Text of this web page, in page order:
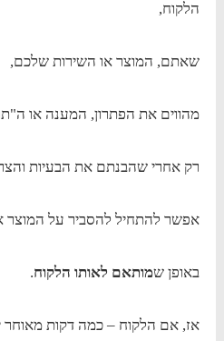
הלקוח,
שאתם, המוצר או השירות שלכם,
מהווים את הפתרון, המענה או
רק אחרי שהבנתם את הבעיות
אפשר להתחיל להסביר על המוצר
באופן שמותאם לאותו הלקוח.
אז, אם הלקוח – כמה דקות מאוחר